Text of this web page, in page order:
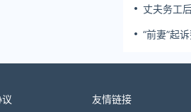
丈夫务工
“前妻”起
友情链接